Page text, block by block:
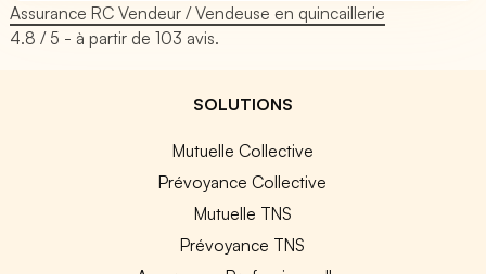
Assurance RC Vendeur / Vendeuse en quincaillerie
4.8 / 5 - à partir de103 avis.
SOLUTIONS
Mutuelle Collective
Prévoyance Collective
Mutuelle TNS
Prévoyance TNS